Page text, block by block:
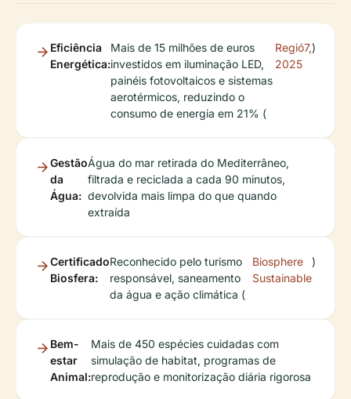
Eficiência
Energética:
Mais de 15 milhões de euros
investidos em iluminação LED,
painéis fotovoltaicos e sistemas
aerotérmicos, reduzindo o
consumo de energia em 21% (
Regió7,
2025
)
Gestão
da
Água:
Água do mar retirada do Mediterrâneo,
filtrada e reciclada a cada 90 minutos,
devolvida mais limpa do que quando
extraída
Certificado
Biosfera:
Reconhecido pelo turismo
responsável, saneamento
da água e ação climática (
Biosphere
Sustainable
)
Bem-
estar
Animal:
Mais de 450 espécies cuidadas com
simulação de habitat, programas de
reprodução e monitorização diária rigorosa